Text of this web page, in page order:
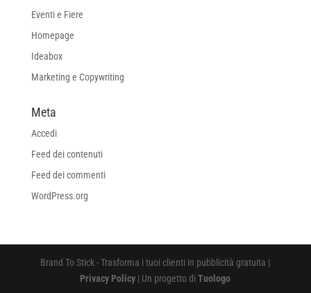
Eventi e Fiere
Homepage
Ideabox
Marketing e Copywriting
Meta
Accedi
Feed dei contenuti
Feed dei commenti
WordPress.org
Brand To Stick - Trasforma i tuoi clienti in pubblicità gratuita |
Privacy Policy | Un progetto diTuologo